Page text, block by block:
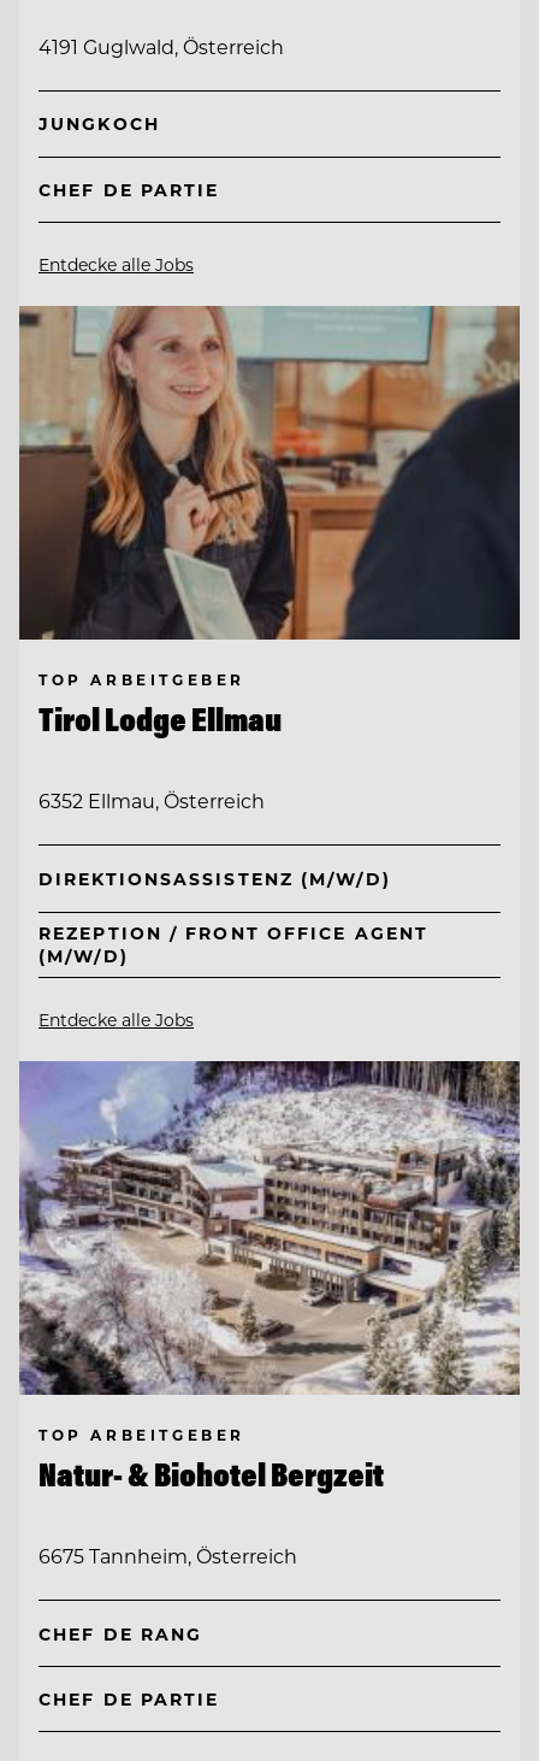
4191 Guglwald, Österreich
JUNGKOCH
CHEF DE PARTIE
Entdecke alle Jobs
TOP ARBEITGEBER
Tirol Lodge Ellmau
6352 Ellmau, Österreich
DIREKTIONSASSISTENZ (M/W/D)
REZEPTION / FRONT OFFICE AGENT
(M/W/D)
Entdecke alle Jobs
TOP ARBEITGEBER
Natur- & Biohotel Bergzeit
6675 Tannheim, Österreich
CHEF DE RANG
CHEF DE PARTIE